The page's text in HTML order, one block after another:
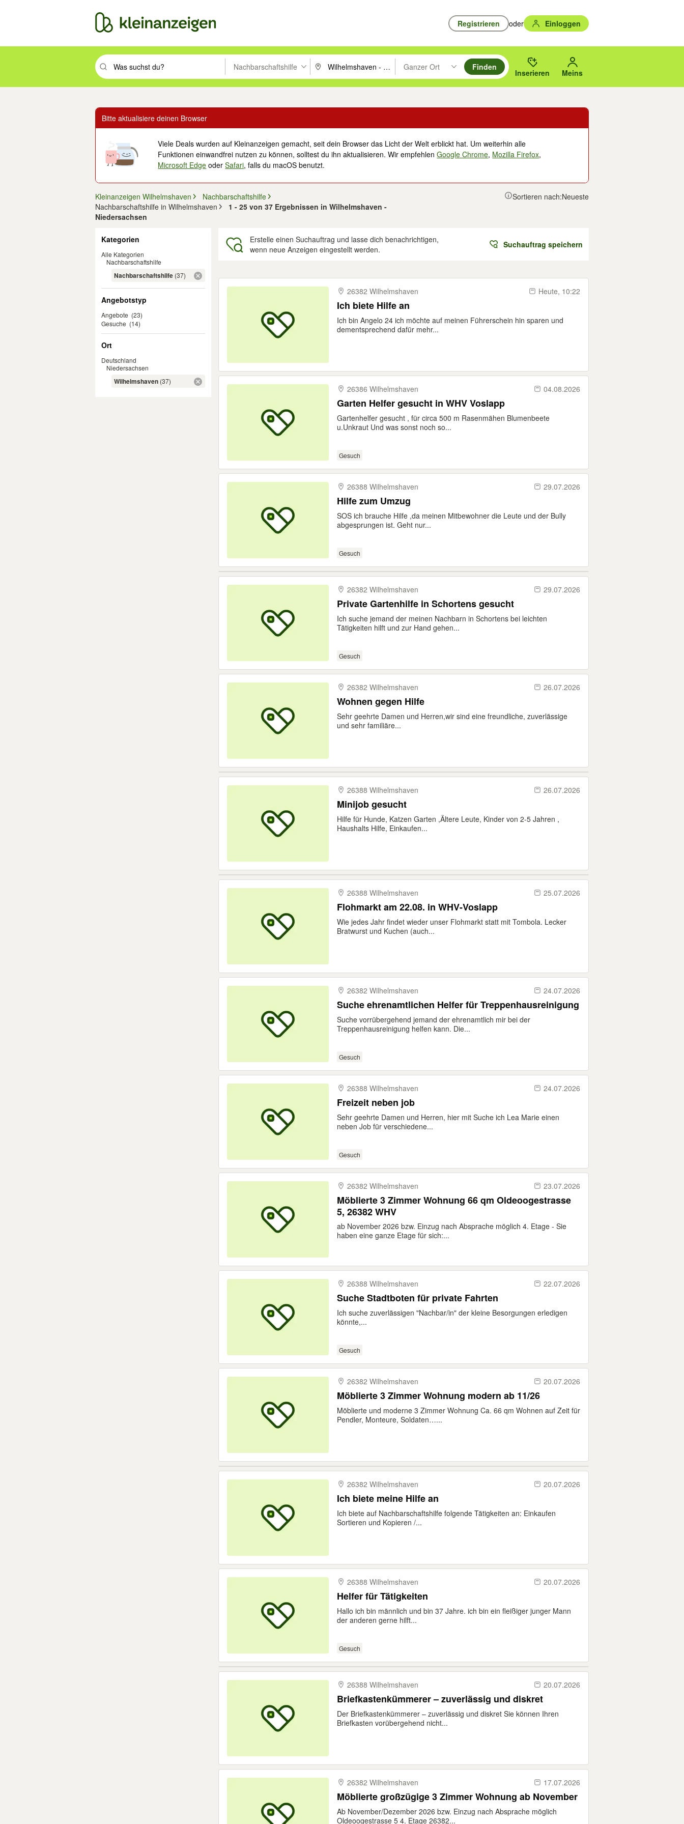
Registrieren oder Einloggen
Suchbegriff eingeben. Eingabetaste drücken um zu suchen, oder Vorschläge mit den Pfeiltasten nach oben/unten durchsuchen und mit Eingabetaste auswählen.
Nachbarschaftshilfe PLZ oder Ort eingeben. Eingabetaste drücken um zu suchen, oder Vorschläge mit den Pfeiltasten nach oben/
Ganzer Ort
Suche im Umkreis des gewählten Orts oder PLZ.
Finden
Inserieren Meins
Bitte aktualisiere deinen Browser
Viele Deals wurden auf Kleinanzeigen gemacht, seit dein Browser das Licht der Welt erblickt hat. Um weiterhin alle
Funktionen einwandfrei nutzen zu können, solltest du ihn aktualisieren. Wir empfehlenGoogle Chrome, Mozilla Firefox,
Microsoft Edge oderSafari, falls du macOS benutzt.
Kleinanzeigen Wilhelmshaven
Nachbarschaftshilfe
Nachbarschaftshilfe in Wilhelmshaven
1 - 25 von 37 Ergebnissen in Wilhelmshaven -
Niedersachsen
Sortieren nach:Neueste
Kategorien
Alle Kategorien
Nachbarschaftshilfe
Nachbarschaftshilfe (37)
Angebotstyp
Angebote (23)
Gesuche (14)
Ort
Deutschland
Niedersachsen
Wilhelmshaven (37)
Erstelle einen Suchauftrag und lasse dich benachrichtigen,
wenn neue Anzeigen eingestellt werden.
Suchauftrag speichern
26382 Wilhelmshaven
Heute, 10:22
Ich biete Hilfe an
Ich bin Angelo 24 ich möchte auf meinen Führerschein hin sparen und
dementsprechend dafür mehr...
26386 Wilhelmshaven 04.08.2026
Garten Helfer gesucht in WHV Voslapp
Gartenhelfer gesucht , für circa 500 m Rasenmähen Blumenbeete
u.Unkraut Und was sonst noch so...
Gesuch
26388 Wilhelmshaven 29.07.2026
Hilfe zum Umzug
SOS ich brauche Hilfe ,da meinen Mitbewohner die Leute und der Bully
abgesprungen ist. Geht nur...
Gesuch
26382 Wilhelmshaven 29.07.2026
Private Gartenhilfe in Schortens gesucht
Ich suche jemand der meinen Nachbarn in Schortens bei leichten
Tätigkeiten hilft und zur Hand gehen...
Gesuch
26382 Wilhelmshaven 26.07.2026
Wohnen gegen Hilfe
Sehr geehrte Damen und Herren,wir sind eine freundliche, zuverlässige
und sehr familiäre...
26388 Wilhelmshaven 26.07.2026
Minijob gesucht
Hilfe für Hunde, Katzen Garten ,Ältere Leute, Kinder von 2-5 Jahren ,
Haushalts Hilfe, Einkaufen...
26388 Wilhelmshaven 25.07.2026
Flohmarkt am 22.08. in WHV-Voslapp
Wie jedes Jahr findet wieder unser Flohmarkt statt mit Tombola. Lecker
Bratwurst und Kuchen (auch...
26382 Wilhelmshaven 24.07.2026
Suche ehrenamtlichen Helfer für Treppenhausreinigung
Suche vorrübergehend jemand der ehrenamtlich mir bei der
Treppenhausreinigung helfen kann. Die...
Gesuch
26388 Wilhelmshaven 24.07.2026
Freizeit neben job
Sehr geehrte Damen und Herren, hier mit Suche ich Lea Marie einen
neben Job für verschiedene...
Gesuch
26382 Wilhelmshaven 23.07.2026
Möblierte 3 Zimmer Wohnung 66 qm Oldeoogestrasse
5, 26382 WHV
ab November 2026 bzw. Einzug nach Absprache möglich 4. Etage - Sie
haben eine ganze Etage für sich:...
26388 Wilhelmshaven 22.07.2026
Suche Stadtboten für private Fahrten
Ich suche zuverlässigen "Nachbar/in" der kleine Besorgungen erledigen
könnte,...
Gesuch
26382 Wilhelmshaven 20.07.2026
Möblierte 3 Zimmer Wohnung modern ab 11/26
Möblierte und moderne 3 Zimmer Wohnung Ca. 66 qm Wohnen auf Zeit für
Pendler, Monteure, Soldaten…...
26382 Wilhelmshaven 20.07.2026
Ich biete meine Hilfe an
Ich biete auf Nachbarschaftshilfe folgende Tätigkeiten an: Einkaufen
Sortieren und Kopieren /...
26388 Wilhelmshaven 20.07.2026
Helfer für Tätigkeiten
Hallo ich bin männlich und bin 37 Jahre. ich bin ein fleißiger junger Mann
der anderen gerne hilft...
Gesuch
26388 Wilhelmshaven 20.07.2026
Briefkastenkümmerer – zuverlässig und diskret
Der Briefkastenkümmerer – zuverlässig und diskret Sie können Ihren
Briefkasten vorübergehend nicht...
26382 Wilhelmshaven 17.07.2026
Möblierte großzügige 3 Zimmer Wohnung ab November
Ab November/Dezember 2026 bzw. Einzug nach Absprache möglich
Oldeoogestrasse 5 4. Etage 26382...